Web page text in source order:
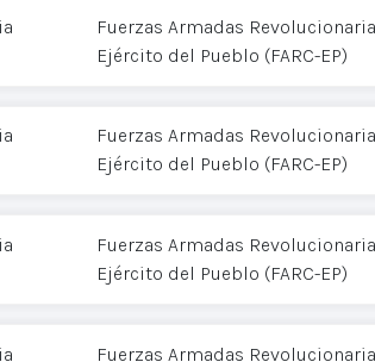
Fuerzas Armadas
Ejército del Pueblo (FARC-EP)
Fuerzas Armadas
Ejército del Pueblo (FARC-EP)
Fuerzas Armadas
Ejército del Pueblo (FARC-EP)
Fuerzas Armadas